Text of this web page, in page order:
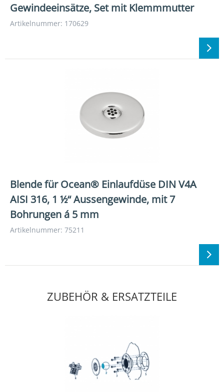
Gewindeeinsätze, Set mit Klemmmutter
Artikelnummer: 170629
Blende für Ocean® Einlaufdüse DIN V4A
AISI 316, 1 ½“ Aussengewinde, mit 7
Bohrungen á 5 mm
Artikelnummer: 75211
ZUBEHÖR & ERSATZTEILE